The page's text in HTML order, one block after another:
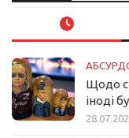
Щодо
іноді